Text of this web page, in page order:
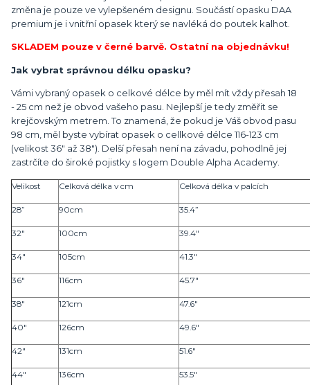
změna je pouze ve vylepšeném designu. Součástí opasku DAA
premium je i vnitřní opasek který se navléká do poutek kalhot.
SKLADEM pouze v černé barvě. Ostatní na objednávku!
Jak vybrat správnou délku opasku?
Vámi vybraný opasek o celkové délce by měl mít vždy přesah 18
- 25 cm než je obvod vašeho pasu. Nejlepší je tedy změřit se
krejčovským metrem. To znamená, že pokud je Váš obvod pasu
98 cm, měl byste vybírat opasek o cellkové délce 116-123 cm
(velikost 36" až 38"). Delší přesah není na závadu, pohodlně jej
zastrčíte do široké pojistky s logem Double Alpha Academy.
Velikost Celková délka v cm Celková délka v palcích
28” 90cm 35.4”
32" 100cm 39.4"
34" 105cm 41.3"
36" 116cm 45.7"
38" 121cm 47.6"
40" 126cm 49.6"
42" 131cm 51.6"
44" 136cm 53.5"